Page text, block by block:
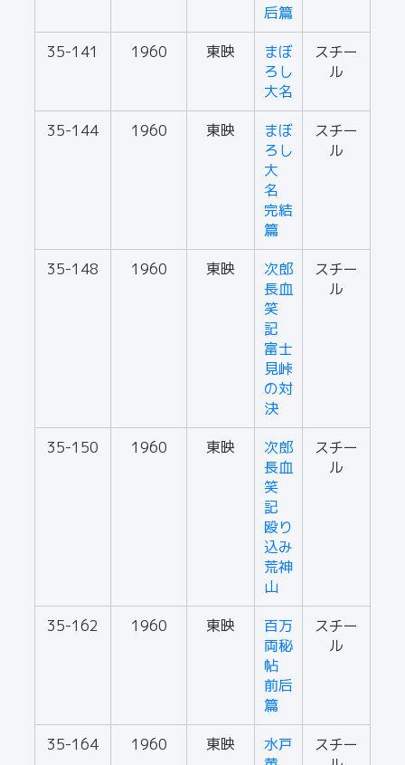
后篇
35-141
1960 東映
まぼ
ろし
大名
スチー
ル
35-144 1960 東映
まぼ
ろし
大
名
完結
篇
スチー
ル
35-148 1960 東映
次郎
長血
笑
記
富士
見峠
の対
決
スチー
ル
35-150 1960 東映
次郎
長血
笑
記
殴り
込み
荒神
山
スチー
ル
35-162 1960 東映
百万
両秘
帖
前后
篇
スチー
ル
35-164 1960 東映
水戸
スチー